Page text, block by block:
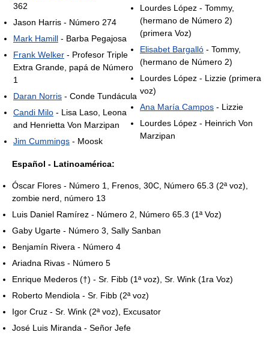
362
Jason Harris - Número 274
Mark Hamill - Barba Pegajosa
Frank Welker - Profesor Triple
Extra Grande, papá de Número
1
Daran Norris - Conde Tundácula
Candi Milo - Lisa Laso, Leona
and Henrietta Von Marzipan
Jim Cummings - Moosk
Lourdes López - Tommy,
(hermano de Número 2)
(primera Voz)
Elisabet Bargalló - Tommy,
(hermano de Número 2)
Lourdes López - Lizzie (primera
voz)
Ana María Campos - Lizzie
Lourdes López - Heinrich Von
Marzipan
Español - Latinoamérica:
Óscar Flores - Número 1, Frenos, 30C, Número 65.3 (2ª voz),
zombie nerd, número 13
Luis Daniel Ramírez - Número 2, Número 65.3 (1ª Voz)
Gaby Ugarte - Número 3, Sally Sanban
Benjamín Rivera - Número 4
Ariadna Rivas - Número 5
Enrique Mederos (†) - Sr. Fibb (1ª voz), Sr. Wink (1ra Voz)
Roberto Mendiola - Sr. Fibb (2ª voz)
Igor Cruz - Sr. Wink (2ª voz), Excusator
José Luis Miranda - Señor Jefe